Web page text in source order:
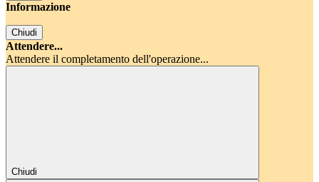
Informazione
Chiudi
Attendere...
Attendere il completamento dell'operazione...
Chiudi